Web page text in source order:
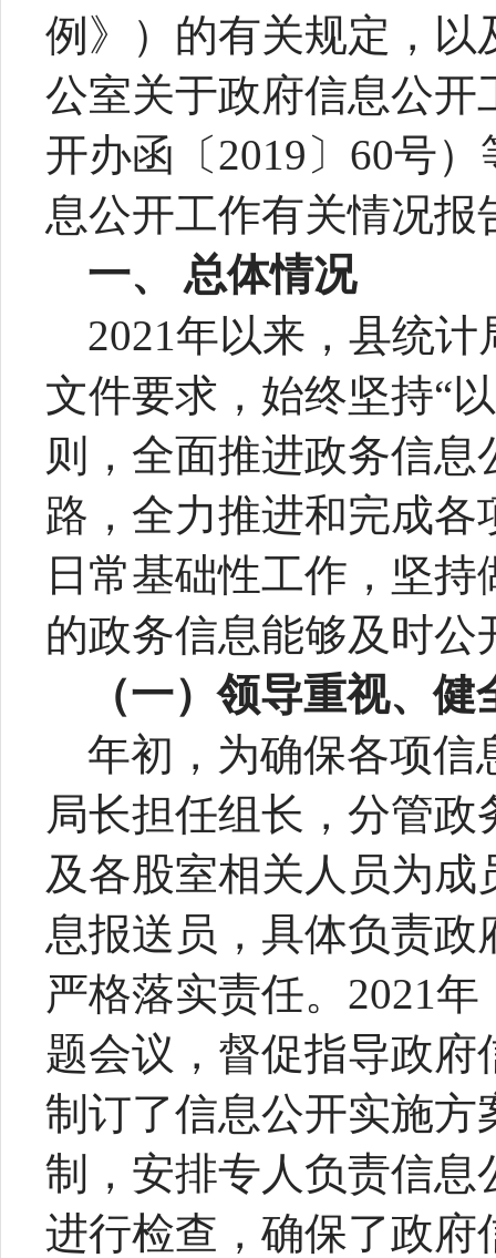
例》）的有关规定，
公室关于政府信息公
开办函〔2019〕60号
息公开工作有关情况报
一、
总体情况
2021年以来，县统计
文件要求，始终坚持“
则，全面推进政务信
路，全力推进和完成
日常基础性工作，坚
的政务信息能够及时公
（一）领导重视、健
年初，为确保各项信
局长担任组长，分管
及各股室相关人员为
息报送员，具体负责
严格落实责任。2021
题会议，督促指导政
制订了信息公开实施
制，安排专人负责信
进行检查，确保了政